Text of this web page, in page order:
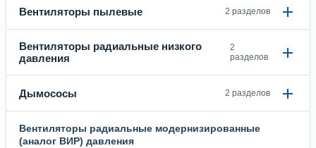
Вентиляторы пылевые 2 разделов
Вентиляторы радиальные низкого
давления
2
разделов
Дымососы 2 разделов
Вентиляторы радиальные модернизированные
(аналог ВИР) давления